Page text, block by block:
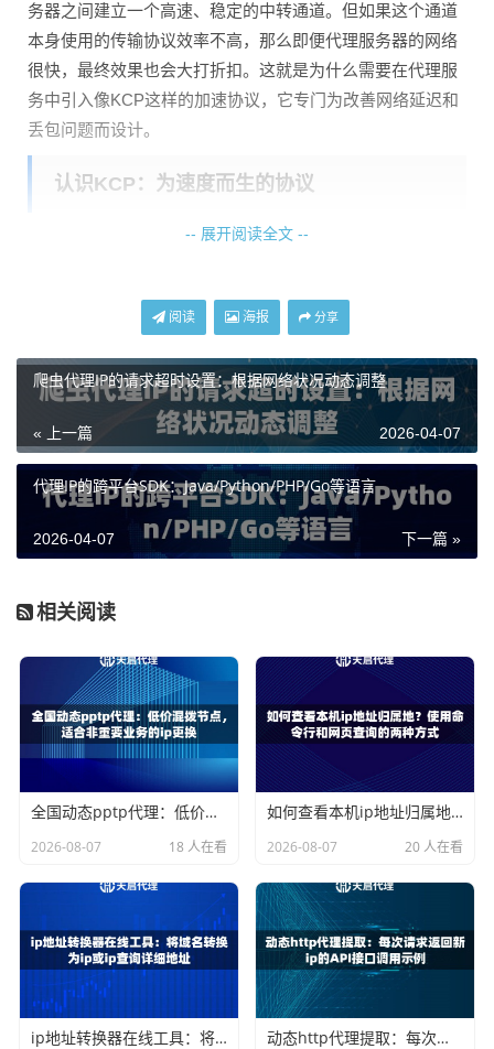
务器之间建立一个高速、稳定的中转通道。但如果这个通道
本身使用的传输协议效率不高，那么即便代理服务器的网络
很快，最终效果也会大打折扣。这就是为什么需要在代理服
务中引入像KCP这样的加速协议，它专门为改善网络延迟和
丢包问题而设计。
认识KCP：为速度而生的协议
KCP是一个基于UDP的快速、可靠传输协议。你可以把它理
制。它与TCP的目标不同：TCP追求的是绝对的公平性和网
络稳定性，而KCP追求的是尽可能低的延迟。
它的工作原理主要包括几点：
：当发现数据包丢失时，KCP不会像TCP那样等待
超时再重传，而是收到一定数量的重复确认后立即重传丢失
的包，大幅减少等待时间。
：KCP可以更精确地告知发送方哪些数据包已经
收到，哪些丢失，避免了TCP在丢包时可能出现的“回退”现
无延迟ACK：收到数据后，KCP会立即回复确认，而不是像
将这些特性应用于代理IP的传输链路中，可以显著提升游戏
数据包的传输效率，让代理IP的价值得到最大发挥。
天启代理如何整合KCP优化游戏体验
持续优化。在支持KCP等加速协议方面，主要从以下几个层
面着手：
天启代理在全国自建了200多个城市的机房节点，形成了纯
净的网络环境。这为部署KCP协议提供了高质量的物理基
础。KCP协议需要稳定的UDP通道才能发挥最佳效果，天启
-- 展开阅读全文 --
阅读 海报 分享
爬虫代理IP的请求超时设置：根据网络状况动态调整
« 上一篇 2026-04-07
代理IP的跨平台SDK：Java/Python/PHP/Go等语言
下一篇 »
2026-04-07
相关阅读
全国动态pptp代理：低价混拨节点，适合非重要业务的ip更换
2026-08-07 18 人在看
如何查看本机ip地址归属地？使用命令行和网页查询的两种方式
2026-08-07 20 人在看
ip地址转换器在线工具：将域名转换为ip或ip查询详细地址 动态http代理提取：每次请求返回新ip的API接口调用示例